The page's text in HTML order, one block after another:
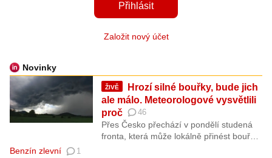
Přihlásit
Založit nový účet
Novinky
ŽIVĚ
Hrozí silné bouřky, bude jich
ale málo. Meteorologové vysvětlili
proč
46
Přes Česko přechází v pondělí studená
fronta, která může lokálně přinést bouřky,
Benzín zlevní 1